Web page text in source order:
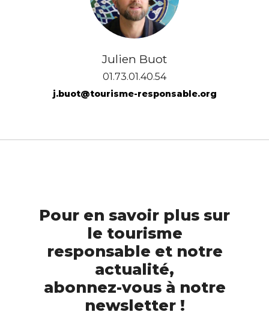
Julien Buot
01.73.01.40.54
j.buot@tourisme-responsable.org
Pour en savoir plus sur
le tourisme
responsable et notre
actualité,
abonnez-vous à notre
newsletter !